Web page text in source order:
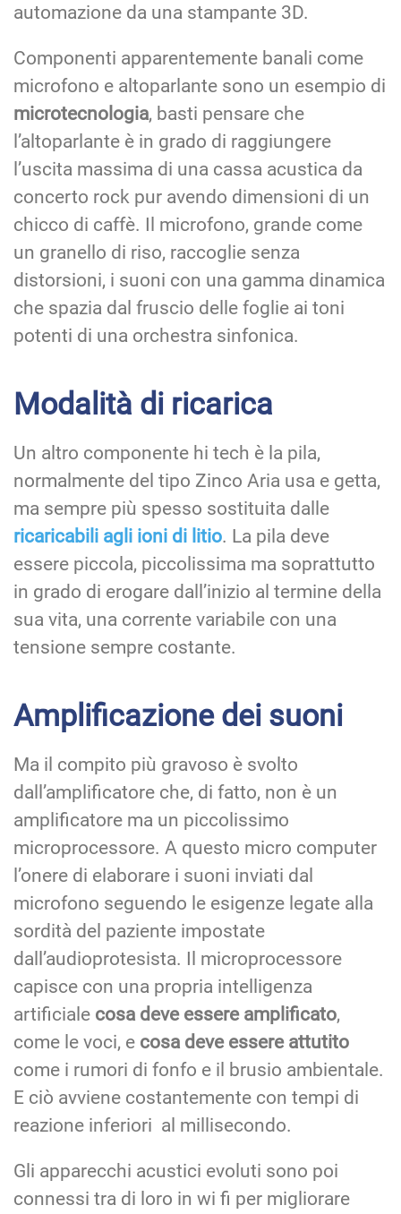
automazione da una stampante 3D.
Componenti apparentemente banali come
microfono e altoparlante sono un esempio di
microtecnologia, basti pensare che
l’altoparlante è in grado di raggiungere
l’uscita massima di una cassa acustica da
concerto rock pur avendo dimensioni di un
chicco di caffè. Il microfono, grande come
un granello di riso, raccoglie senza
distorsioni, i suoni con una gamma dinamica
che spazia dal fruscio delle foglie ai toni
potenti di una orchestra sinfonica.
Modalità di ricarica
Un altro componente hi tech è la pila,
normalmente del tipo Zinco Aria usa e getta,
ma sempre più spesso sostituita dalle
ricaricabili agli ioni di litio. La pila deve
essere piccola, piccolissima ma soprattutto
in grado di erogare dall’inizio al termine della
sua vita, una corrente variabile con una
tensione sempre costante.
Amplificazione dei suoni
Ma il compito più gravoso è svolto
dall’amplificatore che, di fatto, non è un
amplificatore ma un piccolissimo
microprocessore. A questo micro computer
l’onere di elaborare i suoni inviati dal
microfono seguendo le esigenze legate alla
sordità del paziente impostate
dall’audioprotesista. Il microprocessore
capisce con una propria intelligenza
artificiale cosa deve essere amplificato,
come le voci, e cosa deve essere attutito
come i rumori di fonfo e il brusio ambientale.
E ciò avviene costantemente con tempi di
reazione inferiori al millisecondo.
Gli apparecchi acustici evoluti sono poi
connessi tra di loro in wi fi per migliorare